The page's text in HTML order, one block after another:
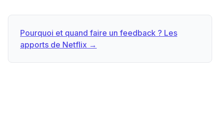
Pourquoi et quand faire un feedback ? Les
apports de Netflix →